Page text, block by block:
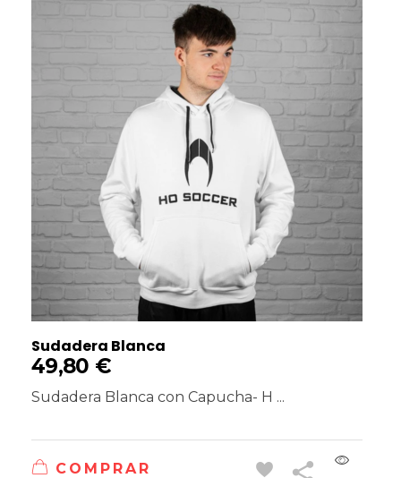
Sudadera Blanca
49,80 €
Sudadera Blanca con Capucha- H ...
COMPRAR